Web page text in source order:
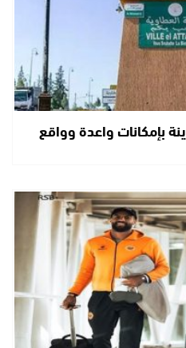
بإمكانات واعدة وواقع